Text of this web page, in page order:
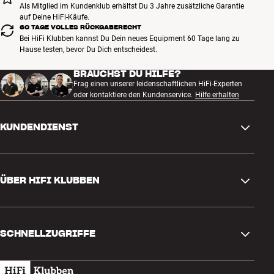
Bananensteckern, können problemlos am einen Ende
Bananenstecker und am anderen Ende des Lautsprecherkabels
vernünftige Kabelschuhe verwendet werden.
Mehr von DALI
Als Mitglied im Kundenklub erhältst Du 3 Jahre zusätzliche Garantie
auf Deine HiFi-Käufe.
60 TAGE VOLLES RÜCKGABERECHT
Bei HiFi Klubben kannst Du Dein neues Equipment 60 Tage lang zu
Hause testen, bevor Du Dich entscheidest.
BRAUCHST DU HILFE?
Frag einen unserer leidenschaftlichen HiFi-Experten
oder kontaktiere den Kundenservice. Hilfe erhalten
KUNDENDIENST
Rückgabe und Reklamation
Bestellung widerrufen
ÜBER HIFI KLUBBEN
Kundenklub
SCHNELLZUGRIFFE
Geschenkkarte